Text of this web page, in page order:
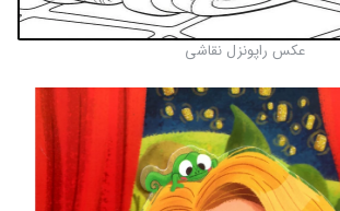
عکس راپونزل نقاشی